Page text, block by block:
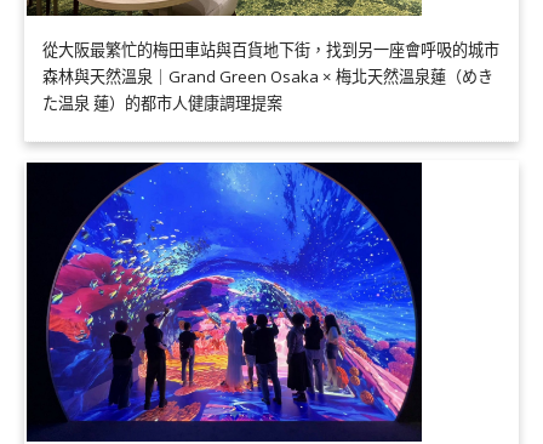
從大阪最繁忙的梅田車站與百貨地下街，找到另一座會呼吸的城市
森林與天然溫泉｜Grand Green Osaka × 梅北天然溫泉蓮（めき
た温泉 蓮）的都市人健康調理提案